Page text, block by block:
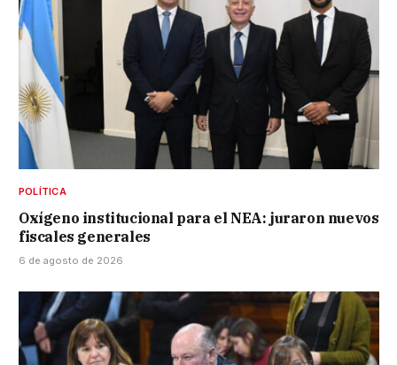
POLÍTICA
Oxígeno institucional para el NEA: juraron nuevos
fiscales generales
6 de agosto de 2026